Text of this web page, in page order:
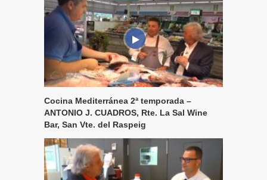
Cocina Mediterránea 2ª temporada –
ANTONIO J. CUADROS, Rte. La Sal Wine
Bar, San Vte. del Raspeig